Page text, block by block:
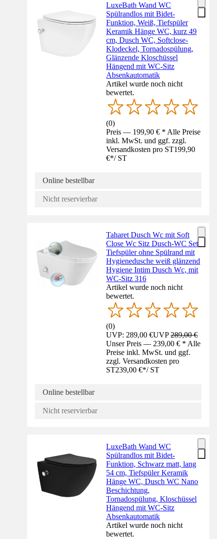
LuxeBath Wand WC
Spülrandlos mit Bidet-
Funktion, Weiß, Tiefspüler
Keramik Hänge WC, kurz 49
cm, Dusch WC, Softclose-
Klodeckel, Tornadospülung,
Glänzende Kloschüssel
Hängend mit WC-Sitz
Absenkautomatik
Artikel wurde noch nicht
bewertet.
(0)
Preis — 199,90 € * Alle Preise
inkl. MwSt. und ggf. zzgl.
Versandkosten pro ST199,90
€*/ ST
Online bestellbar
Nicht reservierbar
Taharet Dusch Wc mit Soft
Close Wc Sitz Dusch-WC Set
Tiefspüler ohne Spülrand mit
Hygienedusche weiß glänzend
Hygiene Intim Dusch Wc, mit
WC-Sitz 316
Artikel wurde noch nicht
bewertet.
(0)
UVP: 289,00 €UVP289,00 €
Unser Preis — 239,00 € * Alle
Preise inkl. MwSt. und ggf.
zzgl. Versandkosten pro
ST239,00 €*/ ST
Online bestellbar
Nicht reservierbar
LuxeBath Wand WC
Spülrandlos mit Bidet-
Funktion, Schwarz matt, lang
54 cm, Tiefspüler Keramik
Hänge WC, Dusch WC Nano
Beschichtung,
Tornadospülung, Kloschüssel
Hängend mit WC-Sitz
Absenkautomatik
Artikel wurde noch nicht
bewertet.